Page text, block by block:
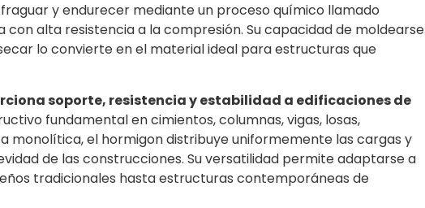
y endurecer mediante un proceso químico llamado
con alta resistencia a la compresión. Su capacidad de moldearse
lo convierte en el material ideal para estructuras que
soporte, resistencia y estabilidad a edificaciones de
fundamental en cimientos, columnas, vigas, losas,
monolítica, el hormigon distribuye uniformemente las cargas y
de las construcciones. Su versatilidad permite adaptarse a
tradicionales hasta estructuras contemporáneas de